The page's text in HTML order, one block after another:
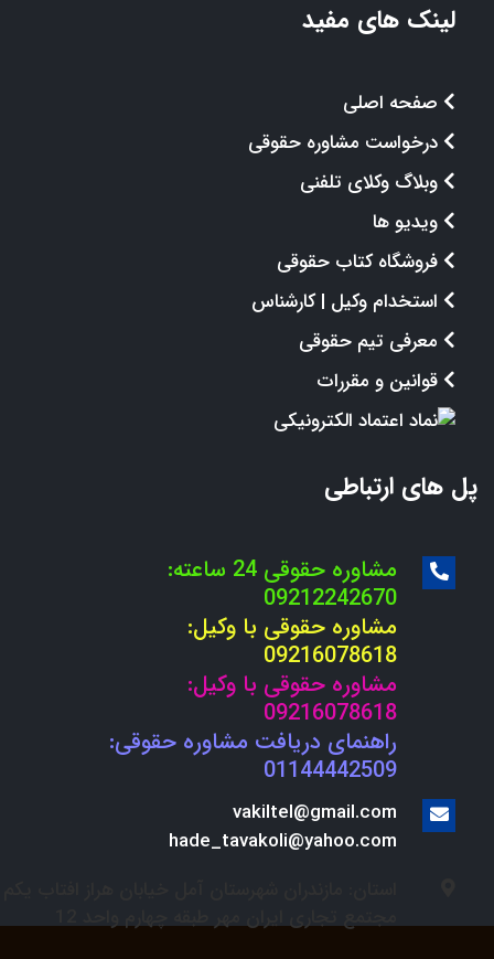
لینک های مفید
صفحه اصلی
درخواست مشاوره حقوقی
وبلاگ وکلای تلفنی
ویدیو ها
فروشگاه کتاب حقوقی
استخدام وکیل | کارشناس
معرفی تیم حقوقی
قوانین و مقررات
پل های ارتباطی
مشاوره حقوقی 24 ساعته:
09212242670
مشاوره حقوقی با وکیل:
09216078618
مشاوره حقوقی با وکیل:
09216078618
راهنمای دریافت مشاوره حقوقی:
01144442509
vakiltel@gmail.com
hade_tavakoli@yahoo.com